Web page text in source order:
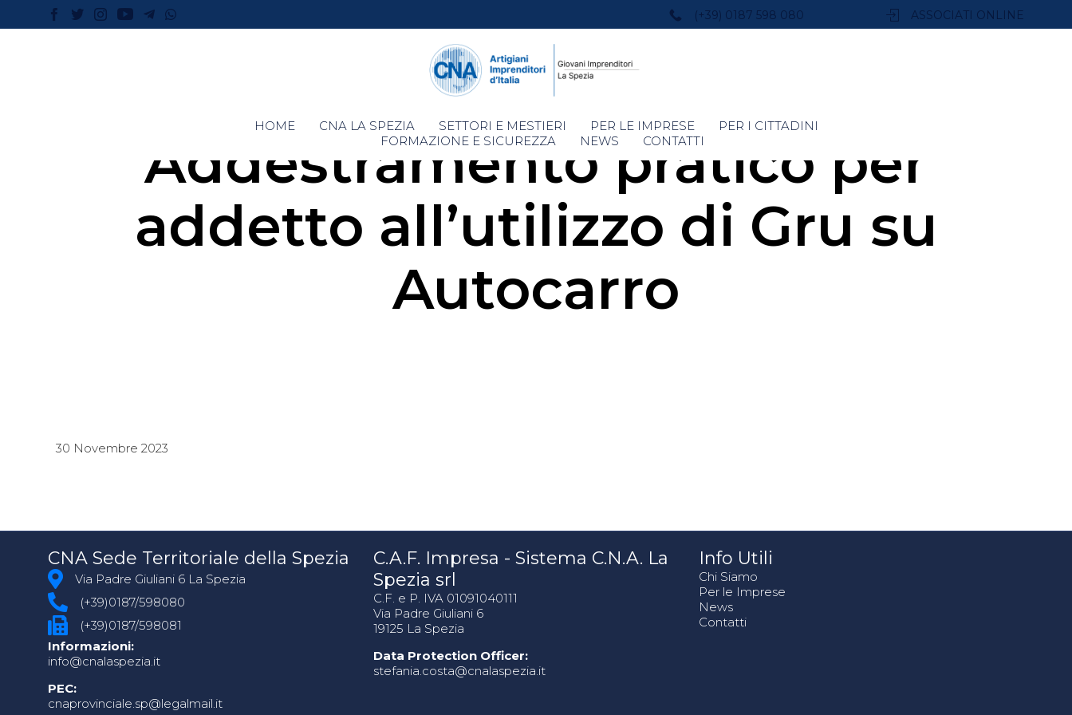
(+39) 0187 598 080 ASSOCIATI ONLINE
Skip
to
HOME CNA LA SPEZIA SETTORI E MESTIERI PER LE IMPRESE
PER I CITTADINI
FORMAZIONE E SICUREZZA
NEWS CONTATTI
Addestramento pratico per
addetto all’utilizzo di Gru su
Autocarro
30 Novembre 2023
CNA Sede Territoriale della Spezia
Via Padre Giuliani 6 La Spezia
(+39)0187/598080
(+39)0187/598081
Informazioni:
info@cnalaspezia.it
PEC:
cnaprovinciale.sp@legalmail.it
C.A.F. Impresa - Sistema C.N.A. La
Spezia srl
C.F. e P. IVA 01091040111
Via Padre Giuliani 6
19125 La Spezia
Data Protection Officer:
stefania.costa@cnalaspezia.it
Info Utili
Chi Siamo
Per le Imprese
News
Contatti